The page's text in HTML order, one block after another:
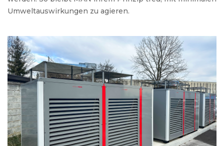
Umweltauswirkungen zu agieren.